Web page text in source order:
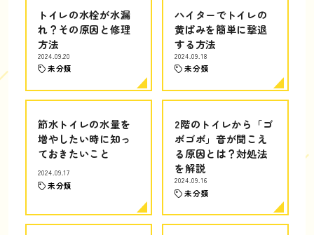
トイレの水栓が水漏
れ？その原因と修理
方法
2024.09.20
未分類
ハイターでトイレの
黄ばみを簡単に撃退
する方法
2024.09.18
未分類
節水トイレの水量を
増やしたい時に知っ
ておきたいこと
2024.09.17
未分類
2階のトイレから「ゴ
ボゴボ」音が聞こえ
る原因とは？対処法
を解説
2024.09.16
未分類